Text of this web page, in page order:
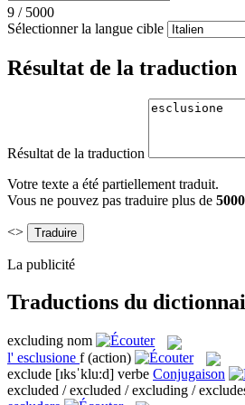
9 / 5000
Sélectionner la langue cible
Résultat de la traduction
Résultat de la traduction
Votre texte a été partiellement traduit.
Vous ne pouvez pas traduire plus de 5000
<>
La publicité
Traductions du
excluding nom
l' esclusione f (action)
exclude [ɪksˈklu:d] verbe Conjugaison
excluded / excluded / excluding /